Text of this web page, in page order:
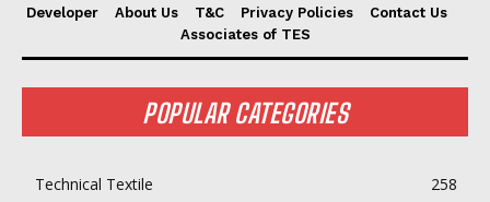
Developer About Us T&C Privacy Policies
Contact Us
Associates of TES
POPULAR CATEGORIES
Technical Textile
258